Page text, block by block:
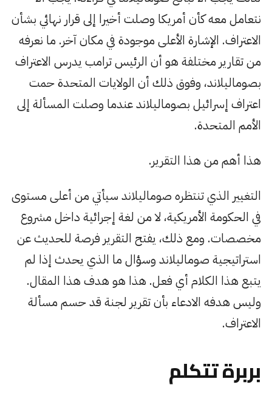
نتعامل معه كأن أمريكا وصلت أخيرا إلى قرار نهائي بشأن
الاعتراف. الإشارة الأعلى موجودة في مكان آخر. ما نعرفه
من تقارير مختلفة هو أن الرئيس ترامب يدرس الاعتراف
بصوماليلاند، وفوق ذلك أن الولايات المتحدة حمت
اعتراف إسرائيل بصوماليلاند عندما وصلت المسألة إلى
الأمم المتحدة.
هذا أهم من هذا التقرير.
التغيير الذي تنتظره صوماليلاند سيأتي من أعلى مستوى
في الحكومة الأمريكية، لا من لغة إجرائية داخل مشروع
مخصصات. ومع ذلك، يفتح التقرير فرصة للحديث عن
استراتيجية صوماليلاند وسؤال ما الذي يحدث إذا لم
يتبع هذا الكلام أي فعل. هذا هو هدف هذا المقال.
وليس هدفه الادعاء بأن تقرير لجنة قد حسم مسألة
الاعتراف.
بربرة تتكلم